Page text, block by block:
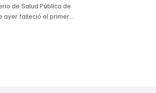
de Salud Pública de
ayer falleció el primer